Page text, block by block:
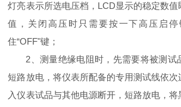
灯亮表示所选电压档，LCD显示的稳定数值
值，关闭高压时只需要按一下高压启
住“OFF"键；
2、测量绝缘电阻时，先需要将被测试
短路放电，将仪表所配备的专用测试线依
入仪表试品与其他电源断开，短路放电，